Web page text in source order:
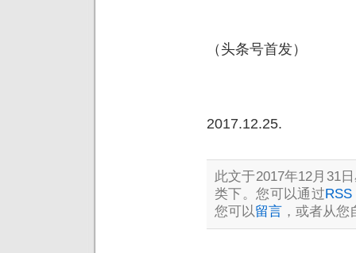
（头条号首发）
2017.12.25.
此文于2017年12月31
类下。您可以通过RSS
您可以留言 ，或者从